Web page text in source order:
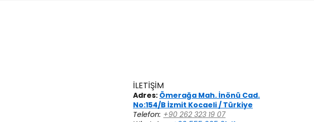
İLETİŞİM
Adres: Ömerağa Mah. İnönü Cad.
No:154/B İzmit Kocaeli / Türkiye
Telefon: +90 262 323 19 07